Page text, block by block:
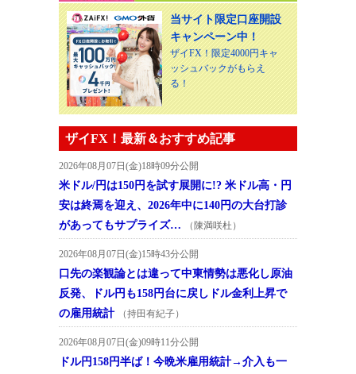
当サイト限定口座開設
キャンペーン中！
ザイFX！限定4000円キャ
ッシュバックがもらえ
る！
ザイFX！最新＆おすすめ記事
2026年08月07日(金)18時09分公開
米ドル/円は150円を試す展開に!? 米ドル高・円
安は終焉を迎え、2026年中に140円の大台打診
があってもサプライズ…
（陳満咲杜）
2026年08月07日(金)15時43分公開
口先の楽観論とは違って中東情勢は悪化し原油
反発、ドル円も158円台に戻しドル金利上昇で
の雇用統計
（持田有紀子）
2026年08月07日(金)09時11分公開
ドル円158円半ば！今晩米雇用統計→介入も一